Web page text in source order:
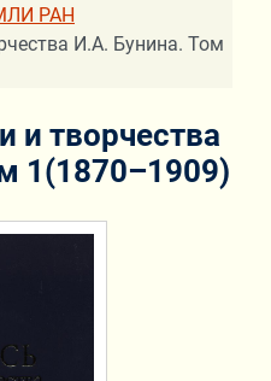
РАН
И.А. Бунина. Том
и творчества
1(1870–1909)